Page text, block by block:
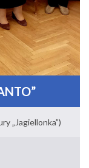
„Jagiellonka”)